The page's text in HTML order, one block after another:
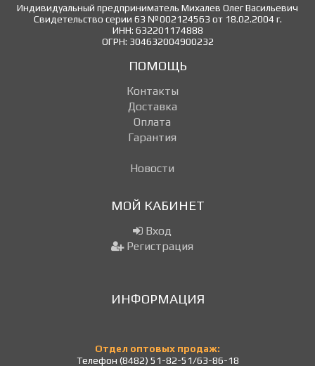
Индивидуальный предприниматель Михалев Олег Васильевич
Свидетельство серии 63 №002124563 от 18.02.2004 г.
ИНН: 632201174888
ОГРН: 304632004900232
ПОМОЩЬ
Контакты
Доставка
Оплата
Гарантия
Новости
МОЙ КАБИНЕТ
Вход
Регистрация
ИНФОРМАЦИЯ
Отдел оптовых продаж:
Телефон (8482) 51-82-51/63-86-18